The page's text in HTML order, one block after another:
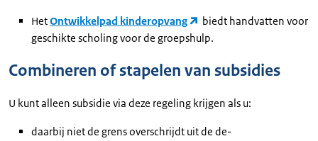
HetOntwikkelpad kinderopvang
biedt handvatten voor
geschikte scholing voor de groepshulp.
Combineren of stapelen van subsidies
U kunt alleen subsidie via deze regeling krijgen als u:
daarbij niet de grens overschrijdt uit de de-